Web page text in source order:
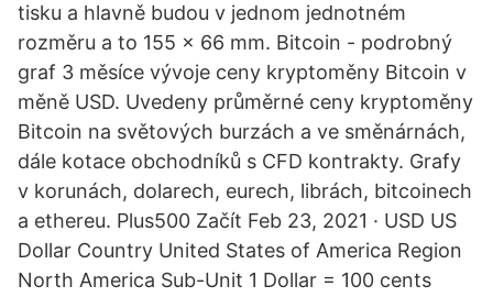
tisku a hlavně budou v jednom jednotném
rozměru a to 155 x 66 mm. Bitcoin - podrobný
graf 3 měsíce vývoje ceny kryptoměny Bitcoin v
měně USD. Uvedeny průměrné ceny kryptoměny
Bitcoin na světových burzách a ve směnárnách,
dále kotace obchodníků s CFD kontrakty. Grafy
v korunách, dolarech, eurech, librách, bitcoinech
a ethereu. Plus500 Začít Feb 23, 2021 · USD US
Dollar Country United States of America Region
North America Sub-Unit 1 Dollar = 100 cents